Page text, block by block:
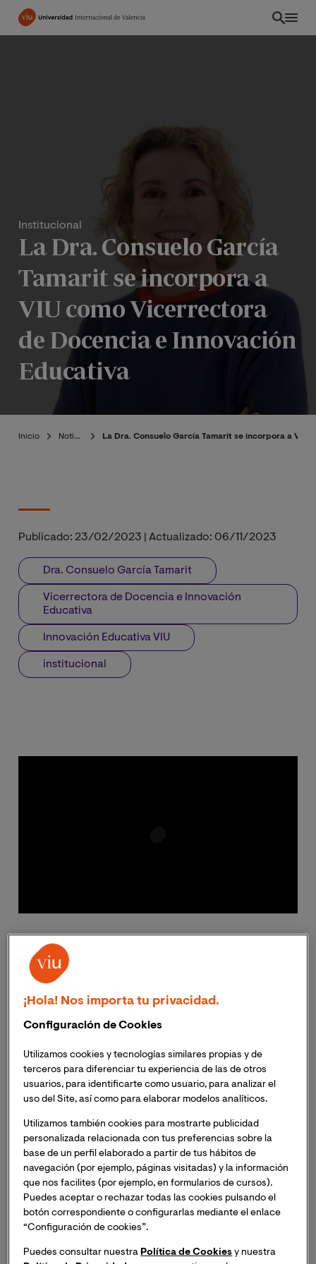
Pasar
PE
Institucional
La Dra. Consuelo García
Tamarit se incorpora a
VIU como Vicerrectora
de Docencia e Innovación
Educativa
Inicio Noticias La Dra. Consuelo García Tamarit se incorpora a
Publicado: 23/02/2023 Actualizado: 06/11/2023
Dra. Consuelo García Tamarit
Vicerrectora de Docencia e Innovación
Educativa
Innovación Educativa VIU
institucional
Tamaritse incorporó a la Universidad Internacional de
Innovación Educativa. Desde su posición, encabezará el
vicerrectorado en su misión de proporcionar a los
docentes de VIU las herramientas pedagógicas que les
estudiantes de la universidad, a la vez que impulsa y
dinamiza la innovación en los diversos campos de la
docencia y la educación.
La Dra. García Tamarit es doctora en Educación y TIC
(e-learning), máster en Sociedad de la Información y el
Conocimiento y licenciada en Psicología. Ha sido
directora del Máster Universitario en Innovación
¡Hola! Nos importa tu privacidad.
Configuración de Cookies
Utilizamos cookies y tecnologías similares propias y de
terceros para diferenciar tu experiencia de las de otros
usuarios, para identificarte como usuario, para analizar el
uso del Site, así como para elaborar modelos analíticos.
Utilizamos también cookies para mostrarte publicidad
personalizada relacionada con tus preferencias sobre la
base de un perfil elaborado a partir de tus hábitos de
navegación (por ejemplo, páginas visitadas) y la información
que nos facilites (por ejemplo, en formularios de cursos).
Puedes aceptar o rechazar todas las cookies pulsando el
botón correspondiente o configurarlas mediante el enlace
“Configuración de cookies”.
Puedes consultar nuestra Política de Cookies y nuestra